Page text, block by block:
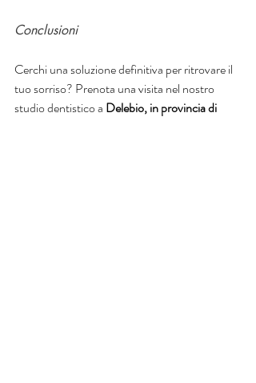
Conclusioni
Cerchi una soluzione definitiva per ritrovare il
tuo sorriso? Prenota una visita nel nostro
studio dentistico a Delebio, in provincia di